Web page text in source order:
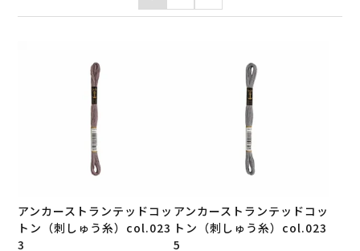
アンカーストランテッドコッ
トン（刺しゅう糸）col.023
3
アンカーストランテッドコッ
トン（刺しゅう糸）col.023
5